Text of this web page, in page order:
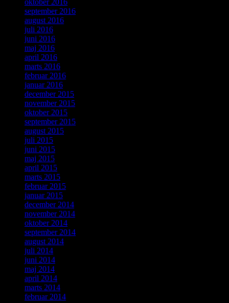
oktober 2016
september 2016
august 2016
juli 2016
juni 2016
maj 2016
april 2016
marts 2016
februar 2016
januar 2016
december 2015
november 2015
oktober 2015
september 2015
august 2015
juli 2015
juni 2015
maj 2015
april 2015
marts 2015
februar 2015
januar 2015
december 2014
november 2014
oktober 2014
september 2014
august 2014
juli 2014
juni 2014
maj 2014
april 2014
marts 2014
februar 2014